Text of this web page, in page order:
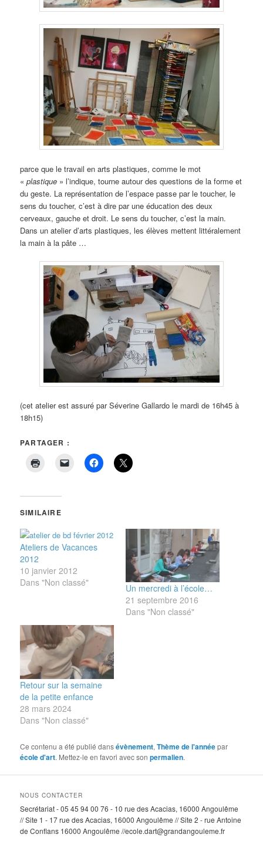
parce que le travail en arts plastiques, comme le mot
«plastique » l’indique, tourne autour des questions de la forme et
du geste. La représentation de l’espace passe par le toucher, le
sens du toucher, c’est à dire par une éducation des deux
cerveaux, gauche et droit. Le sens du toucher, c’est la main.
Dans un atelier d’arts plastiques, les élèves mettent littéralement
la main à la pâte …
(cet atelier est assuré par Séverine Gallardo le mardi de 16h45 à
18h15)
PARTAGER :
SIMILAIRE
Ateliers de Vacances
2012
10 janvier 2012
Dans "Non classé"
Un mercredi à l’école…
21 septembre 2016
Dans "Non classé"
Retour sur la semaine
de la petite enfance
28 mars 2024
Dans "Non classé"
Ce contenu a été publié dansévènement,Thème de l'annéepar
école d'art. Mettez-le en favori avec sonpermalien.
NOUS CONTACTER
Secrétariat - 05 45 94 00 76 - 10 rue des Acacias, 16000 Angoulême
// Site 1 - 17 rue des Acacias, 16000 Angoulême // Site 2 - rue Antoine
de Conflans 16000 Angoulême //ecole.dart@grandangouleme.fr